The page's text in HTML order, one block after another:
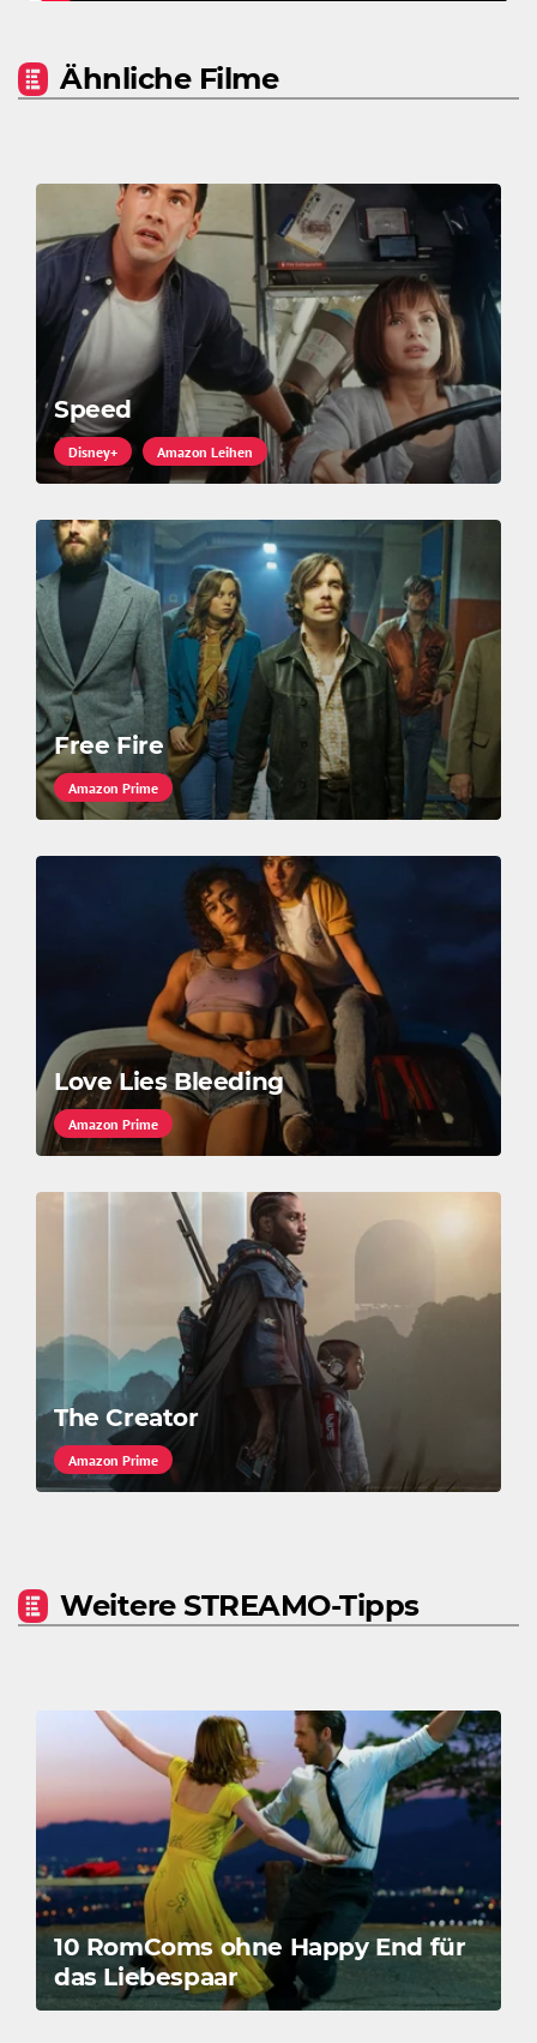
Ähnliche Filme
Speed
Disney+ Amazon Leihen
Free Fire
Amazon Prime
Love Lies Bleeding
Amazon Prime
The Creator
Amazon Prime
Weitere STREAMO-Tipps
10 RomComs ohne Happy End für
das Liebespaar